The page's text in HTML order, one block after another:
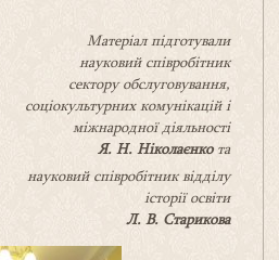
Матеріал підготували
науковий співробітник
сектору обслуговування,
соціокультурних комунікацій і
міжнародної діяльності
Я. Н. Ніколаєнкота
науковий співробітник відділу
історії освіти
Л. В. Старикова